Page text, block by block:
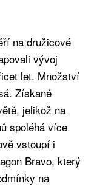
na družicové
vývoj
let. Množství
Získané
jelikož na
spoléhá více
vstoupí i
Bravo, který
na